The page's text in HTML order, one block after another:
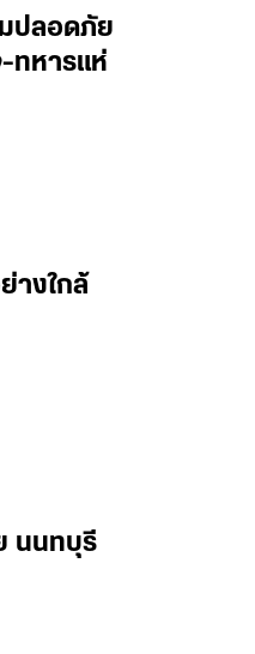
ปลอดภัย
-ทหารแห่
างใกล้
นนทบุรี